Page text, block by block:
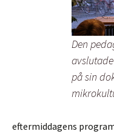
Den
på sin
eftermiddagens